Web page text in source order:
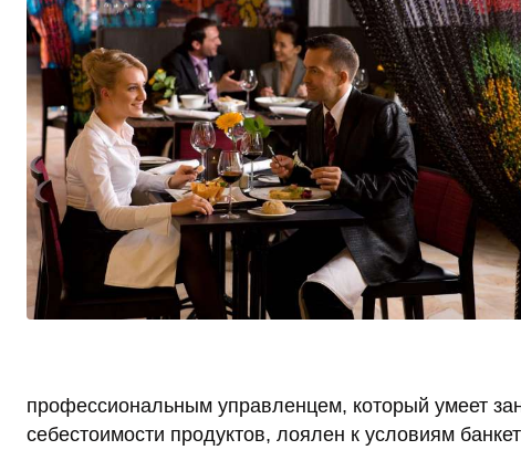
профессиональным управленцем, который умеет
себестоимости продуктов, лоялен к условиям